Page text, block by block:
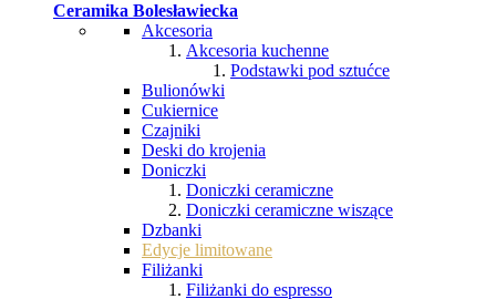
Ceramika Bolesławiecka
Akcesoria
Akcesoria kuchenne
Podstawki pod sztućce
Bulionówki
Cukiernice
Czajniki
Deski do krojenia
Doniczki
Doniczki ceramiczne
Doniczki ceramiczne wiszące
Dzbanki
Edycje limitowane
Filiżanki
Filiżanki do espresso